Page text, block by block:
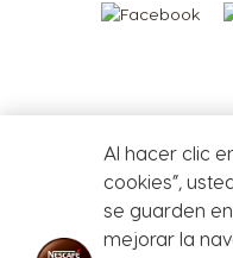
Compará las cafeteras
ACCESORIOS
PROMOCIONES %
Al hacer clic
cookies”,
se guarden
mejorar la